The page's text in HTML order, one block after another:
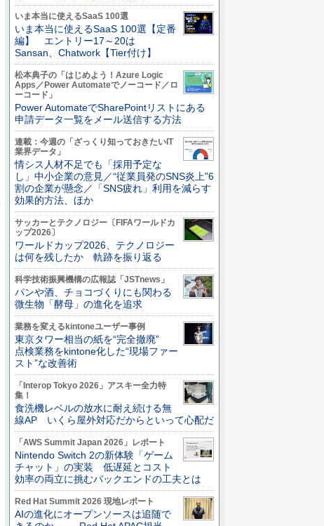
いま本当に使えるSaaS 100選
いま本当に使えるSaaS 100選【定番
編】 エントリー17～20は
Sansan、Chatwork【Tier付け】
松本典子の「はじめよう！Azure Logic
Apps／Power Automateでノーコード／ロ
ーコード」
Power AutomateでSharePointリストにある
申請データ一覧をメール送信する方法
連載：今週の「ざっくり知っておきたいIT
業界データ」
情シス人材不足でも「採用予定な
し」中小企業の意見／“従業員発のSNS炎上”6
割の企業が懸念／「SNS疲れ」利用を減らす
効果的方法、ほか
サッカーとテクノロジー〔FIFAワールドカ
ップ2026〕
ワールドカップ2026、テクノロジー
は何を残したか 軌跡を振り返る
科学技術振興機構の広報誌「JSTnews」
パンや酒、チョコづくりにも関わる
微生物「酵母」の進化を追求
業務を変えるkintoneユーザー事例
東京タワー相当の紙を“完全撤廃”
点検業務をkintone化した“現場ファー
スト”な改善術
「Interop Tokyo 2026」アスキー全力特
集！
食洗機レベルの放水に耐え続ける無
線AP いくら屋外対応だからといって心配だ
「AWS Summit Japan 2026」レポート
Nintendo Switch 2の新体験「ゲーム
チャット」の実装 低遅延とコスト
効率の両立に挑むバックエンドの工夫とは
Red Hat Summit 2026 現地レポート
AIの進化にオープンソースは追随で